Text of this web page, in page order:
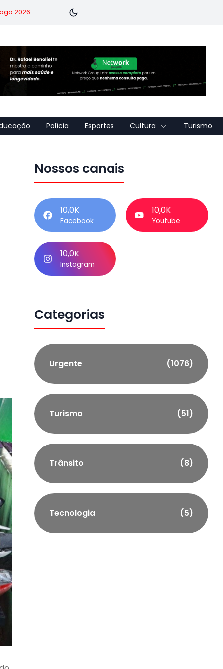
2026
Polícia Esportes Cultura Turismo
Nossos canais
10,0K
Facebook
10,0K
Youtube
10,0K
Instagram
Categorias
Urgente (1076)
Turismo (51)
Trânsito (8)
Tecnologia (5)